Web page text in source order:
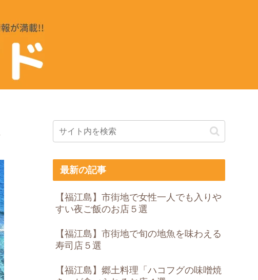
最新の記事
【福江島】市街地で女性一人でも入りや
すい夜ご飯のお店５選
【福江島】市街地で旬の地魚を味わえる
寿司店５選
【福江島】郷土料理「ハコフグの味噌焼